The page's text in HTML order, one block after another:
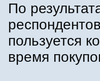
По
пользуется
время